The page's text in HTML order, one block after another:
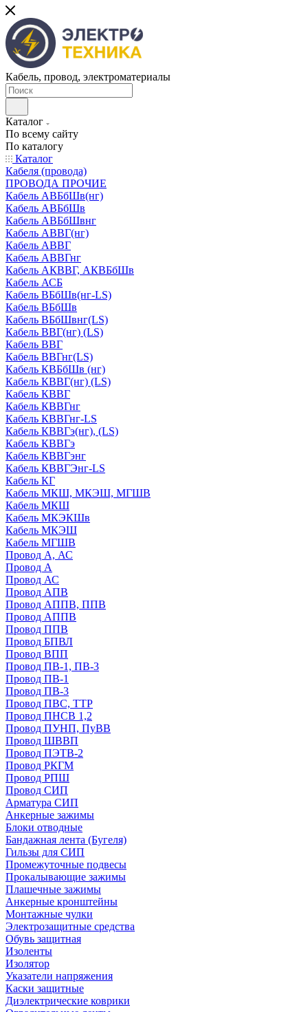
Кабель, провод, электроматериалы
Каталог
По всему сайту
По каталогу
Каталог
Кабеля (провода)
ПРОВОДА ПРОЧИЕ
Кабель АВБбШв(нг)
Кабель АВБбШв
Кабель АВБбШвнг
Кабель АВВГ(нг)
Кабель АВВГ
Кабель АВВГнг
Кабель АКВВГ, АКВБбШв
Кабель АСБ
Кабель ВБбШв(нг-LS)
Кабель ВБбШв
Кабель ВБбШвнг(LS)
Кабель ВВГ(нг) (LS)
Кабель ВВГ
Кабель ВВГнг(LS)
Кабель КВБбШв (нг)
Кабель КВВГ(нг) (LS)
Кабель КВВГ
Кабель КВВГнг
Кабель КВВГнг-LS
Кабель КВВГэ(нг), (LS)
Кабель КВВГэ
Кабель КВВГэнг
Кабель КВВГЭнг-LS
Кабель КГ
Кабель МКШ, МКЭШ, МГШВ
Кабель МКШ
Кабель МКЭКШв
Кабель МКЭШ
Кабель МГШВ
Провод А, АС
Провод А
Провод АС
Провод АПВ
Провод АППВ, ППВ
Провод АППВ
Провод ППВ
Провод БПВЛ
Провод ВПП
Провод ПВ-1, ПВ-3
Провод ПВ-1
Провод ПВ-3
Провод ПВС, ТТР
Провод ПНСВ 1,2
Провод ПУНП, ПуВВ
Провод ШВВП
Провод ПЭТВ-2
Провод РКГМ
Провод РПШ
Провод СИП
Арматура СИП
Анкерные зажимы
Блоки отводные
Бандажная лента (Бугеля)
Гильзы для СИП
Промежуточные подвесы
Прокалывающие зажимы
Плашечные зажимы
Анкерные кронштейны
Монтажные чулки
Электрозащитные средства
Обувь защитная
Изоленты
Изолятор
Указатели напряжения
Каски защитные
Диэлектрические коврики